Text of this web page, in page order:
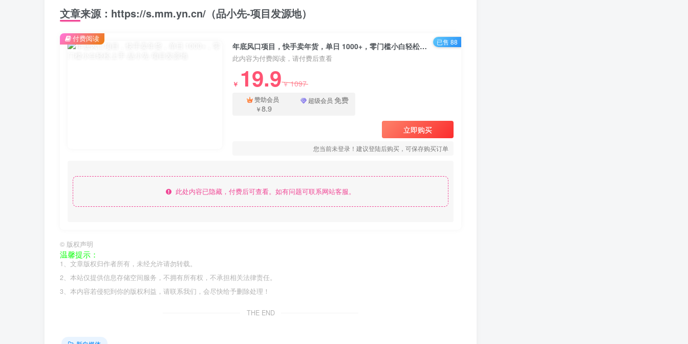
文章来源：https://s.mm.yn.cn/（品小先-项目发源地）
年底风口项目，快手卖年货，单日 1000+，零门槛小白轻松上手 - 资源之家
此内容为付费阅读，请付费后查看
￥ 19.9￥1097
赞助会员
￥8.9
超级会员 免费
立即购买
您当前未登录！建议登陆后购买，可保存购买订单
此处内容已隐藏，付费后可查看。如有问题可联系网站客服。
付费阅读 已售 88
© 版权声明
温馨提示：
1、文章版权归作者所有，未经允许请勿转载。
2、本站仅提供信息存储空间服务，不拥有所有权，不承担相关法律责任。
3、本内容若侵犯到你的版权利益，请联系我们，会尽快给予删除处理！
THE END